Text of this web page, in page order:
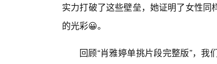
实力打破了这些壁垒，她证明了女性
的光彩😀。
回顾“肖雅婷单挑片段完整版”，